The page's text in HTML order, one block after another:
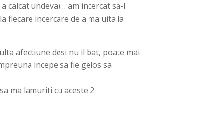
calcat undeva)… am incercat sa-l
fiecare incercare de a ma uita la
afectiune desi nu il bat, poate mai
incepe sa fie gelos sa
ma lamuriti cu aceste 2